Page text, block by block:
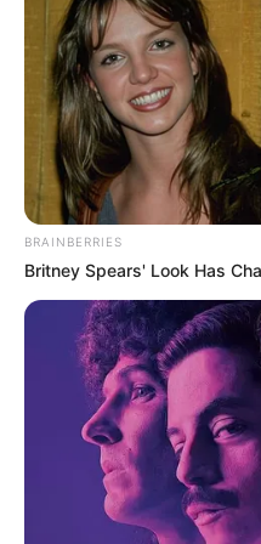
BRAINBERRIES
Britney Spears' Look Has